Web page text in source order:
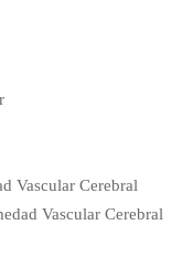
Vascular Cerebral
Vascular Cerebral